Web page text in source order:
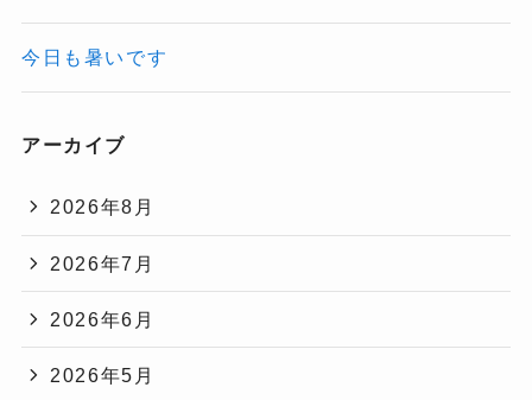
今日も暑いです
アーカイブ
2026年8月
2026年7月
2026年6月
2026年5月